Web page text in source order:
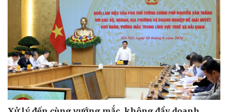
Dinh dưỡng - món ngon
Cây thuốc
Sản phụ khoa
Nhi khoa
Nam khoa
Làm đẹp - giảm cân
Phòng mạch online
Đời sống
Nhà đẹp
Blog
Tình yêu - Gia đình